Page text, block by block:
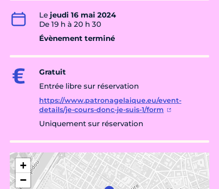
Le jeudi 16 mai 2024
De 19 h à 20 h 30
Évènement terminé
Gratuit
Entrée libre sur réservation
https://www.patronagelaique.eu/event-
details/je-cours-donc-je-suis-1/form
Uniquement sur réservation
+
−